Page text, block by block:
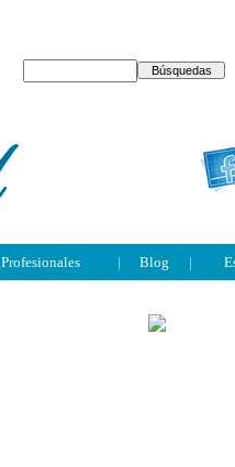
Profesionales | Blog |